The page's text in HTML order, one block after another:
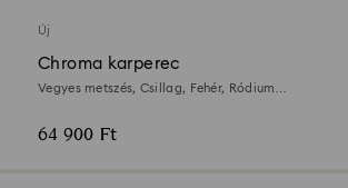
Új
Chroma karperec
Vegyes metszés, Csillag, Fehér, Ródium
64 900 Ft